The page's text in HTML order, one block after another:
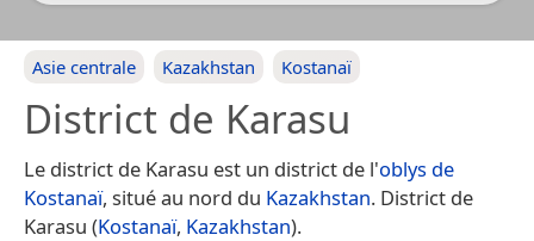
Asie centrale Kazakhstan Kostanaï
District de Karasu
Le district de Karasu est un district de l'oblys de
Kostanaï, situé au nord du Kazakhstan. District de
Karasu (Kostanaï, Kazakhstan).